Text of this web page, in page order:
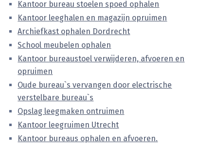
Kantoor bureau stoelen spoed ophalen
Kantoor leeghalen en magazijn opruimen
Archiefkast ophalen Dordrecht
School meubelen ophalen
Kantoor bureaustoel verwijderen, afvoeren en
opruimen
Oude bureau`s vervangen door electrische
verstelbare bureau`s
Opslag leegmaken ontruimen
Kantoor leegruimen Utrecht
Kantoor bureaus ophalen en afvoeren.